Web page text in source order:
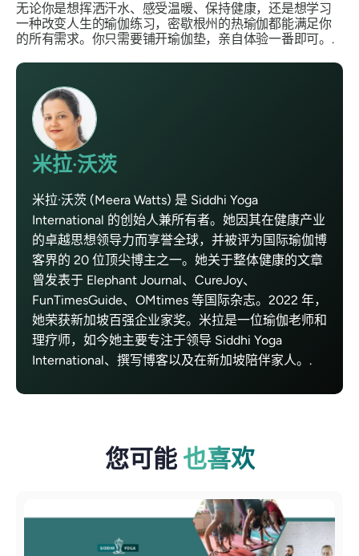
无论你是想挥洒汗水、感受温暖、保持健康，还是想学习
一种改变人生的瑜伽练习，密歇根州的热瑜伽都能满足你
的所有需求。你只需要铺开瑜伽垫，亲自体验一番即可。.
米拉·沃茨
米拉·沃茨 (Meera Watts) 是 Siddhi Yoga
International 的创始人兼所有者。她因其在健康产业
的卓越思想领导力而享誉全球，并被评为国际瑜伽博
客界的 20 位顶尖博主之一。她关于整体健康的文章
曾发表于 Elephant Journal、CureJoy、
FunTimesGuide、OMtimes 等国际杂志。2022 年，
她荣获新加坡百强企业家奖。米拉是一位瑜伽老师和
理疗师，如今她主要专注于领导 Siddhi Yoga
International、撰写博客以及在新加坡陪伴家人。.
您可能 也喜欢